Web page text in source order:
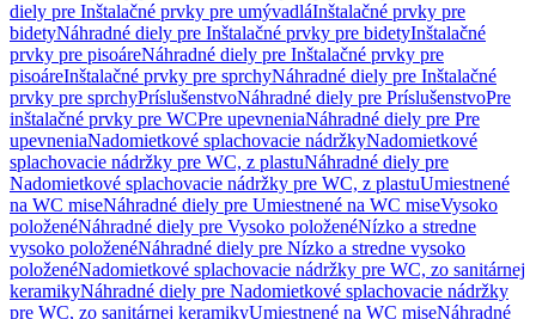
diely pre Inštalačné prvky pre umývadláInštalačné prvky pre
bidetyNáhradné diely pre Inštalačné prvky pre bidetyInštalačné
prvky pre pisoáreNáhradné diely pre Inštalačné prvky pre
pisoáreInštalačné prvky pre sprchyNáhradné diely pre Inštalačné
prvky pre sprchyPríslušenstvoNáhradné diely pre PríslušenstvoPre
inštalačné prvky pre WCPre upevneniaNáhradné diely pre Pre
upevneniaNadomietkové splachovacie nádržkyNadomietkové
splachovacie nádržky pre WC, z plastuNáhradné diely pre
Nadomietkové splachovacie nádržky pre WC, z plastuUmiestnené
na WC miseNáhradné diely pre Umiestnené na WC miseVysoko
položenéNáhradné diely pre Vysoko položenéNízko a stredne
vysoko položenéNáhradné diely pre Nízko a stredne vysoko
položenéNadomietkové splachovacie nádržky pre WC, zo sanitárnej
keramikyNáhradné diely pre Nadomietkové splachovacie nádržky
pre WC, zo sanitárnej keramikyUmiestnené na WC miseNáhradné